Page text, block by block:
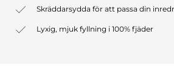
Skräddarsydda för att passa din
Lyxig, mjuk fyllning i 100% fjäder